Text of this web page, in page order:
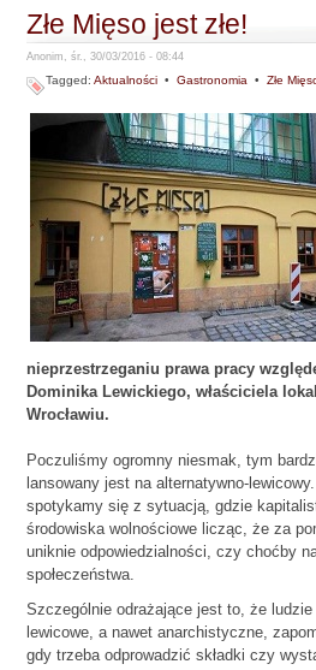
Złe Mięso jest złe!
Anonim, śr., 30/03/2016 - 08:44
Tagged:Aktualności •Gastronomia •Złe
nieprzestrzeganiu prawa pracy
Dominika Lewickiego, właściciela
Wrocławiu.
Poczuliśmy ogromny niesmak, tym
lansowany jest na alternatywno-
spotykamy się z sytuacją, gdzie
środowiska wolnościowe licząc, że za
uniknie odpowiedzialności, czy choćby
społeczeństwa.
Szczególnie odrażające jest to, że
lewicowe, a nawet anarchistyczne,
gdy trzeba odprowadzić składki czy